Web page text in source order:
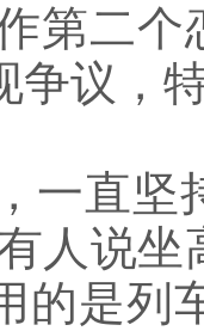
二个
争议，
直坚
人说
的是列